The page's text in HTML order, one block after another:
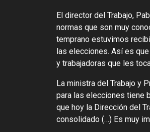
El director del Trabajo,
normas que son muy
temprano estuvimos
las elecciones. Así es
y trabajadoras que les
La ministra del Trabajo y
para las elecciones tiene
que hoy la Dirección del
consolidado (…) Es muy